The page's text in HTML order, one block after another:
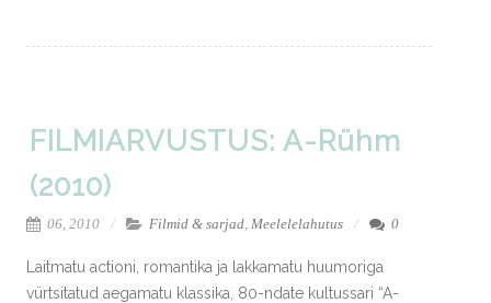
FILMIARVUSTUS: A-Rühm
(2010)
06, 2010 Filmid & sarjad, Meelelelahutus 0
Laitmatu actioni, romantika ja lakkamatu huumoriga
vürtsitatud aegamatu klassika, 80-ndate kultussari “A-